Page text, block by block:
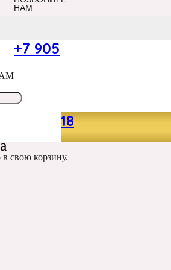
НАМ
+7 905
049 13 18
в свою корзину.
МИКС”